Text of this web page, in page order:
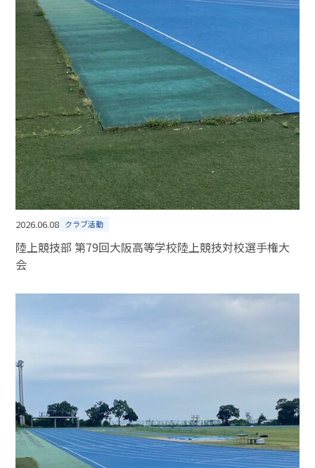
2026.06.08 クラブ活動
陸上競技部 第79回大阪高等学校陸上競技対校選手権大
会